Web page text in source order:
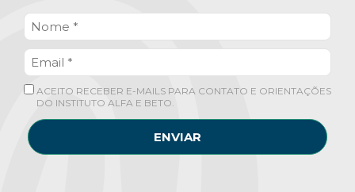
ACEITO RECEBER E-MAILS PARA CONTATO E ORIENTAÇÕES
DO INSTITUTO ALFA E BETO.
ENVIAR